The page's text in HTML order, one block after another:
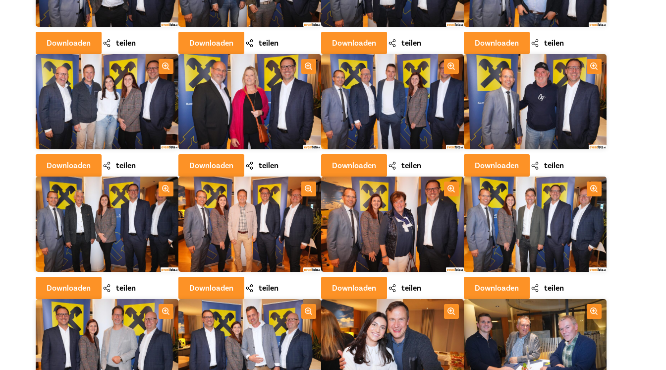
Downloaden teilen Downloaden teilen Downloaden teilen Downloaden teilen
Downloaden teilen Downloaden teilen Downloaden teilen Downloaden teilen
Downloaden teilen Downloaden teilen Downloaden teilen Downloaden teilen